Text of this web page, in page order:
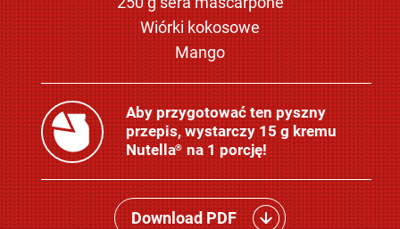
Wiórki kokosowe
Mango
Aby przygotować ten pyszny
przepis, wystarczy 15 g kremu
Nutella® na 1 porcję!
Download PDF